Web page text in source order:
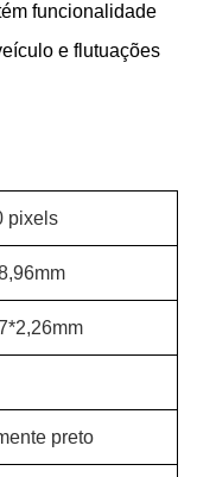
funcionalidade
e flutuações
pixels
preto